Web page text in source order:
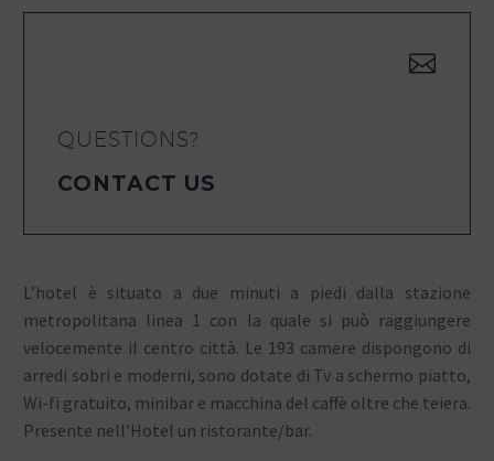


QUESTIONS?
CONTACT US
L’hotel è situato a due minuti a piedi dalla stazione
metropolitana linea 1 con la quale si può raggiungere
velocemente il centro città. Le 193 camere dispongono di
arredi sobri e moderni, sono dotate di Tv a schermo piatto,
Wi-fi gratuito, minibar e macchina del caffè oltre che teiera.
Presente nell’Hotel un ristorante/bar.